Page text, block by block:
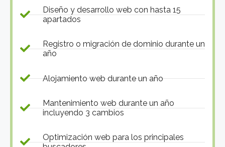
Diseño y desarrollo web con hasta 15
apartados
Registro o migración de dominio durante un
año
Alojamiento web durante un año
Mantenimiento web durante un año
incluyendo 3 cambios
Optimización web para los principales